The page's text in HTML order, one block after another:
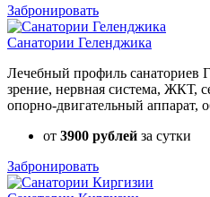
Забронировать
Санатории Геленджика
Лечебный профиль санаториев
зрение, нервная система, ЖКТ,
опорно-двигательный аппарат,
от 3900 рублей за сутки
Забронировать